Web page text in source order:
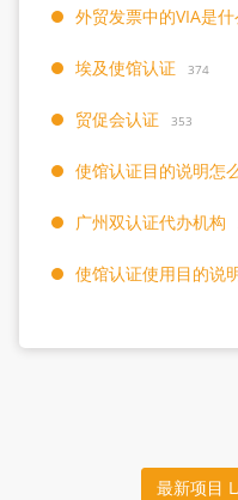
外贸发票中的VIA是什
埃及使馆认证 374
贸促会认证 353
使馆认证目的说明怎
广州双认证代办机构
使馆认证使用目的说
最新项目